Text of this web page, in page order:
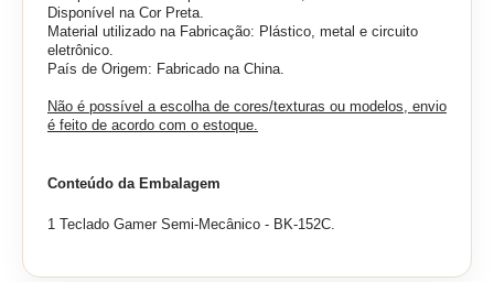
Disponível na Cor Preta.
Material utilizado na Fabricação: Plástico, metal e circuito
eletrônico.
País de Origem: Fabricado na China.
Não é possível a escolha de cores/texturas ou modelos, envio
é feito de acordo com o estoque.
Conteúdo da Embalagem
1 Teclado Gamer Semi-Mecânico - BK-152C.